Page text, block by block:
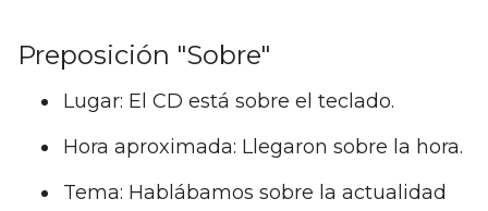
Preposición "Sobre"
Lugar: El CD está sobre el teclado.
Hora aproximada: Llegaron sobre la hora.
Tema: Hablábamos sobre la actualidad